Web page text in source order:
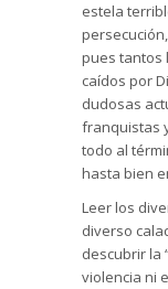
estela
pues tantos
caídos por
dudosas
franquistas
todo al
hasta bien
Leer los
diverso
descubrir la
violencia ni